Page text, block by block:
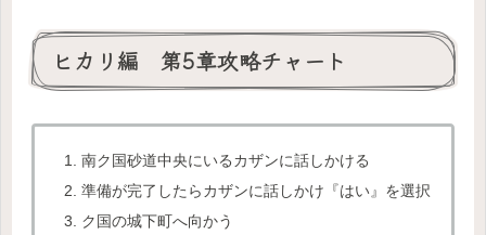
ヒカリ編 第5章攻略チャート
南ク国砂道中央にいるカザンに話しかける
準備が完了したらカザンに話しかけ『はい』を選択
ク国の城下町へ向かう